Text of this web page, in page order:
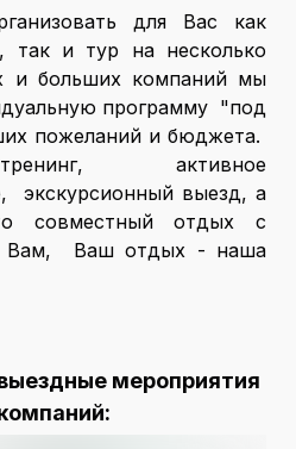
для Вас как
так и тур на несколько
и больших компаний мы
программу "под
пожеланий и бюджета.
активное
экскурсионный выезд, а
совместный отдых с
Вам, Ваш отдых - наша
мероприятия